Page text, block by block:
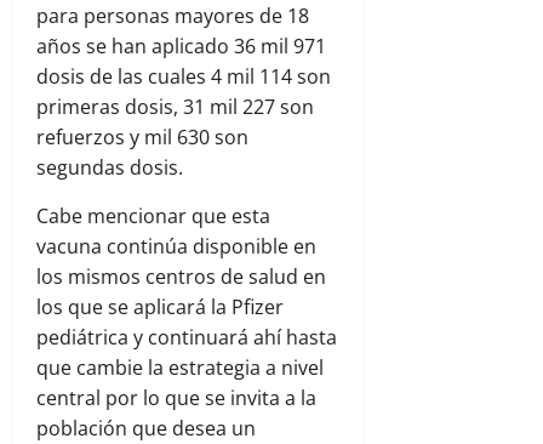
para personas mayores de 18
años se han aplicado 36 mil 971
dosis de las cuales 4 mil 114 son
primeras dosis, 31 mil 227 son
refuerzos y mil 630 son
segundas dosis.
Cabe mencionar que esta
vacuna continúa disponible en
los mismos centros de salud en
los que se aplicará la Pfizer
pediátrica y continuará ahí hasta
que cambie la estrategia a nivel
central por lo que se invita a la
población que desea un